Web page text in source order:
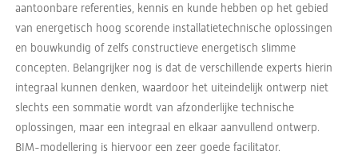
aantoonbare referenties, kennis en kunde hebben op het gebied
van energetisch hoog scorende installatietechnische oplossingen
en bouwkundig of zelfs constructieve energetisch slimme
concepten. Belangrijker nog is dat de verschillende experts hierin
integraal kunnen denken, waardoor het uiteindelijk ontwerp niet
slechts een sommatie wordt van afzonderlijke technische
oplossingen, maar een integraal en elkaar aanvullend ontwerp.
BIM-modellering is hiervoor een zeer goede facilitator.